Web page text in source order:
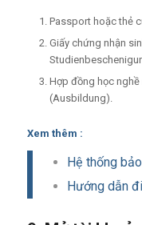
Passport hoặc thẻ
Giấy chứng nhận
Hợp đồng học
(Ausbildung).
Xem thêm :
Hệ thống
Hướng dẫn